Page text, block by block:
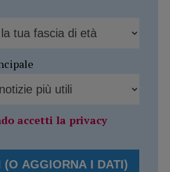
accetti la privacy